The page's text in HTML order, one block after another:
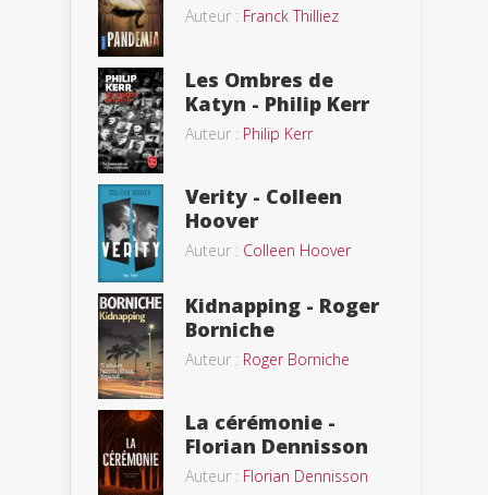
Auteur : Franck Thilliez
Les Ombres de
Katyn - Philip Kerr
Auteur : Philip Kerr
Verity - Colleen
Hoover
Auteur : Colleen Hoover
Kidnapping - Roger
Borniche
Auteur : Roger Borniche
La cérémonie -
Florian Dennisson
Auteur : Florian Dennisson